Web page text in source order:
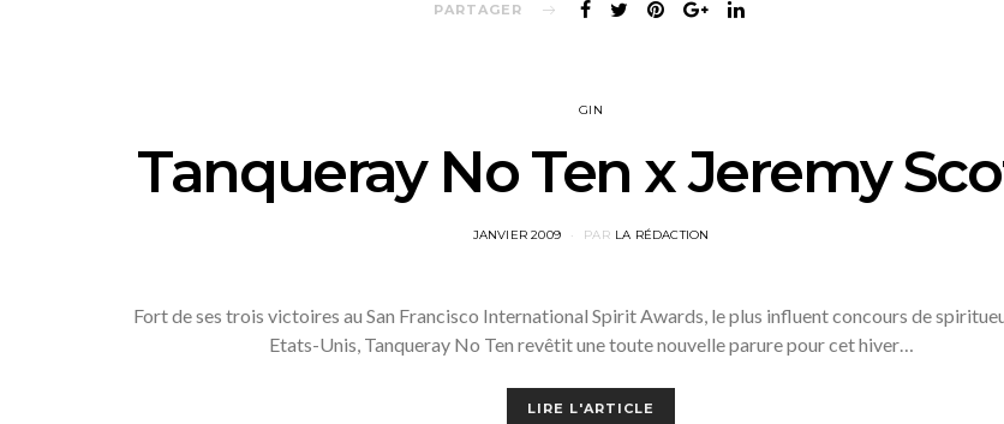
PARTAGER
GIN
Tanqueray No Ten x Jeremy
POSTED
JANVIER 2009 PAR LA RÉDACTION
Fort de ses trois victoires au San Francisco International Spirit Awards, le plus influent concours de
Etats-Unis, Tanqueray No Ten revêtit une toute nouvelle parure pour cet hiver…
LIRE L'ARTICLE